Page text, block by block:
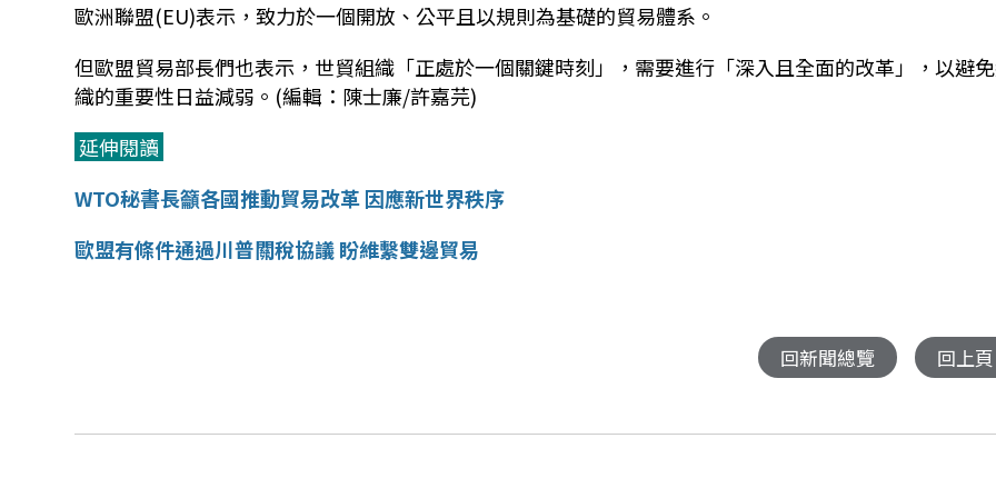
歐洲聯盟(EU)表示，致力於一個開放、公平且以規則為基礎的貿易體系。
但歐盟貿易部長們也表示，世貿組織「正處於一個關鍵時刻」，需要進行「深入且全面的改革」，以避
織的重要性日益減弱。(編輯：陳士廉/許嘉芫)
延伸閱讀
WTO秘書長籲各國推動貿易改革 因應新世界秩序
歐盟有條件通過川普關稅協議 盼維繫雙邊貿易
回新聞總覽 回上頁